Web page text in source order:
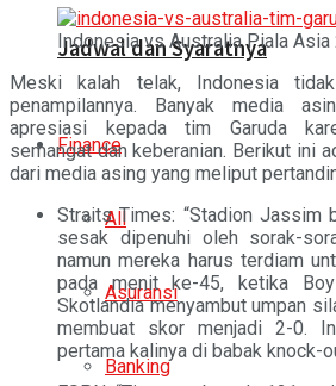
Jadwal dan Syaratnya
Finance
All
Asuransi
Banking
Indonesia vs Australia Piala Asia
Meski kalah telak, Indonesia
penampilannya. Banyak media
apresiasi kepada tim Garuda
semangat dan keberanian. Berikut ini
dari media asing yang meliput
Straits Times: “Stadion Jassim
sesak dipenuhi oleh sorak-
namun mereka harus terdiam
pada menit ke-45, ketika
Skotlandia menyambut umpan
membuat skor menjadi 2-0.
pertama kalinya di babak knock-